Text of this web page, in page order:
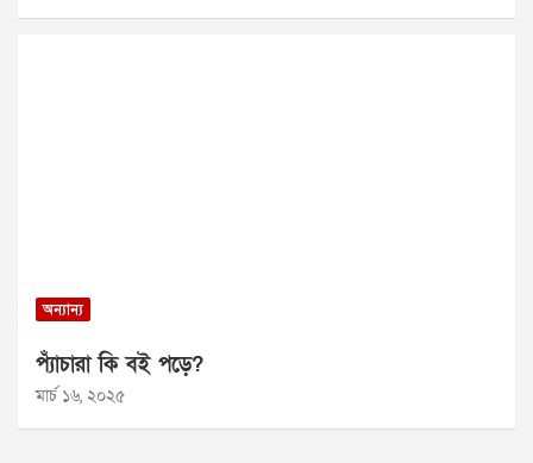
অন্যান্য
প্যাঁচারা কি বই পড়ে?
মার্চ ১৬, ২০২৫